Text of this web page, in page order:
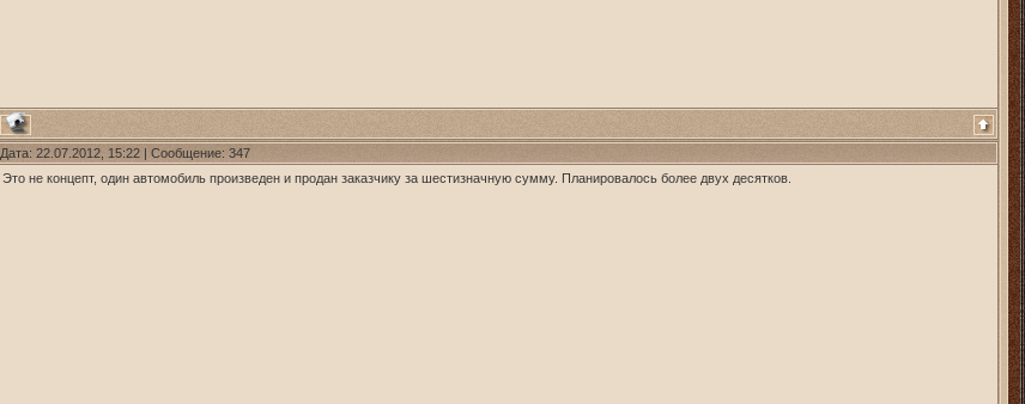
Дата: 22.07.2012, 15:22 | Сообщение: 347
Это не концепт, один автомобиль произведен и продан заказчику за шестизначную сумму. Планировалось более двух десятков.